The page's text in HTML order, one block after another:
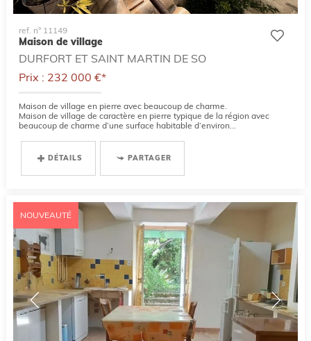
ref. n° 11149
Maison de village
DURFORT ET SAINT MARTIN DE SO
Prix : 232 000 €*
Maison de village en pierre avec beaucoup de charme.
Maison de village de caractère en pierre typique de la région avec
beaucoup de charme d’une surface habitable d’environ...
DÉTAILS PARTAGER
NOUVEAUTÉ